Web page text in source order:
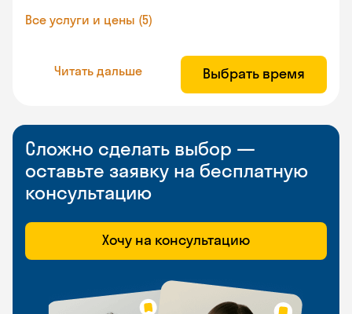
Все услуги и цены (5)
Читать дальше Выбрать время
Сложно сделать выбор —
оставьте заявку на бесплатную
консультацию
Хочу на консультацию